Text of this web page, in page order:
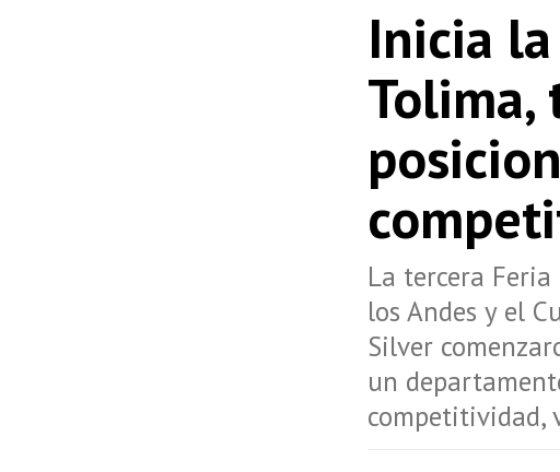
Inicia
La tercera
los Andes y el
Silver
un
competitividad,